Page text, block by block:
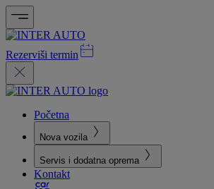
Rezerviši termin
Početna
Nova vozila
Servis i dodatna oprema
Kontakt